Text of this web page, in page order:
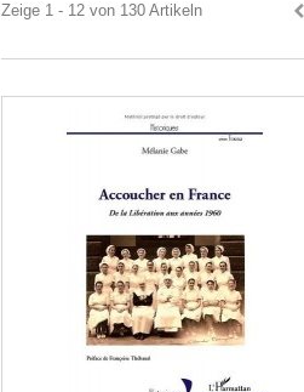
Zeige 1 - 12 von 130 Artikeln